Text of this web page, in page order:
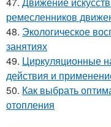
ремесленников
48. Экологическое
занятиях
49. Циркуляционные
действия и
50. Как выбрать
отопления